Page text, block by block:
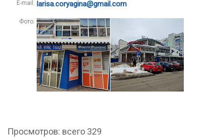
E-mail: larisa.coryagina@gmail.com
Фото:
Просмотров: всего 329